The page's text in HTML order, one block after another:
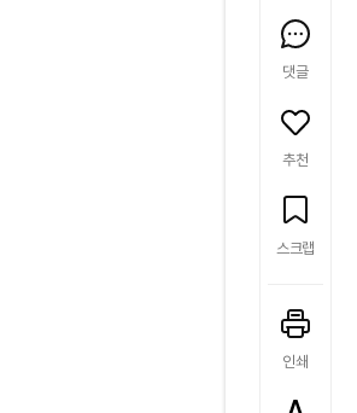
댓글
추천
스크랩
인쇄